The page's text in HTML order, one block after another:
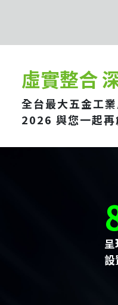
虛實整合
全台最大五金工
2026 與您一起再